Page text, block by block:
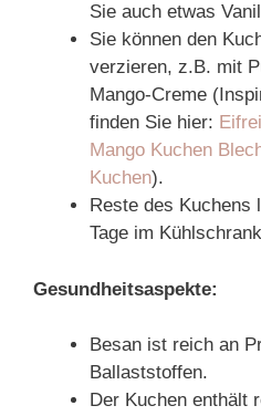
Sie auch etwas
Sie können den
verzieren, z.B. mit
Mango-Creme
finden Sie hier:
Mango Kuchen
Kuchen).
Reste des Kuchens
Tage im
Gesundheitsaspekte:
Besan ist reich an
Ballaststoffen.
Der Kuchen enthält